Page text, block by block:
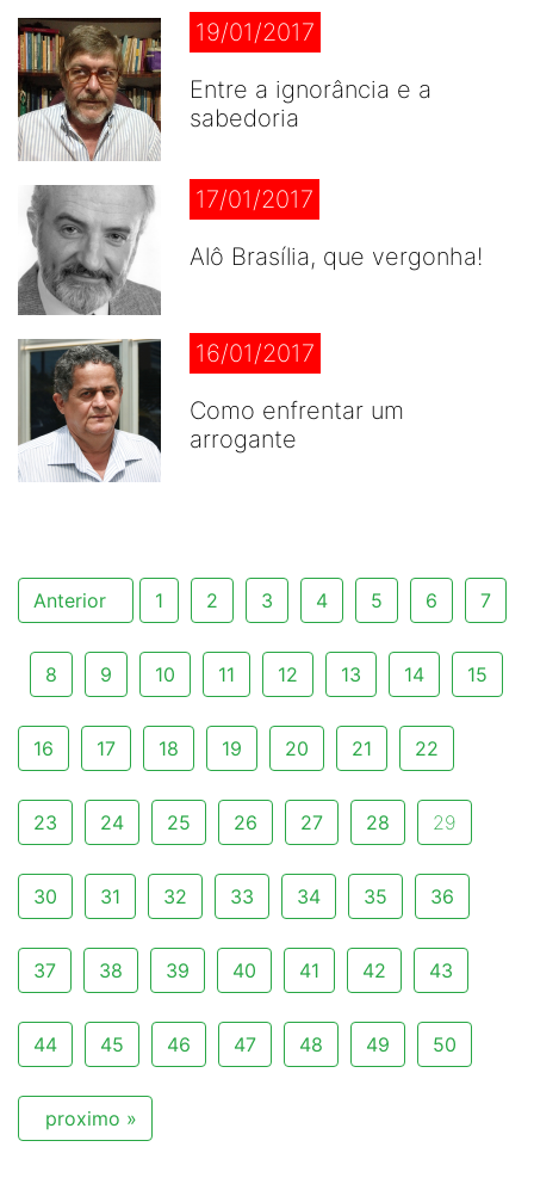
19/01/2017
Entre a ignorância e a
sabedoria
17/01/2017
Alô Brasília, que vergonha!
16/01/2017
Como enfrentar um
arrogante
Anterior 1 2 3 4 5 6 7
8 9 10 11 12 13 14 15
16 17 18 19 20 21 22
23 24 25 26 27 28 29
30 31 32 33 34 35 36
37 38 39 40 41 42 43
44 45 46 47 48 49 50
proximo »